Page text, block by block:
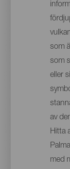
som
som
eller
av
Hitta
med